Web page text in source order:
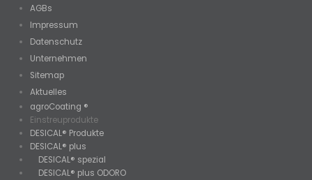
AGBs
Impressum
Datenschutz
Unternehmen
Sitemap
Aktuelles
agroCoating ®
Einstreuprodukte
DESICAL® Produkte
DESICAL® plus
DESICAL® spezial
DESICAL® plus ODORO